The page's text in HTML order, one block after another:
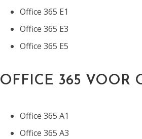
Office 365 E1
Office 365 E3
Office 365 E5
OFFICE 365 VOOR
Office 365 A1
Office 365 A3